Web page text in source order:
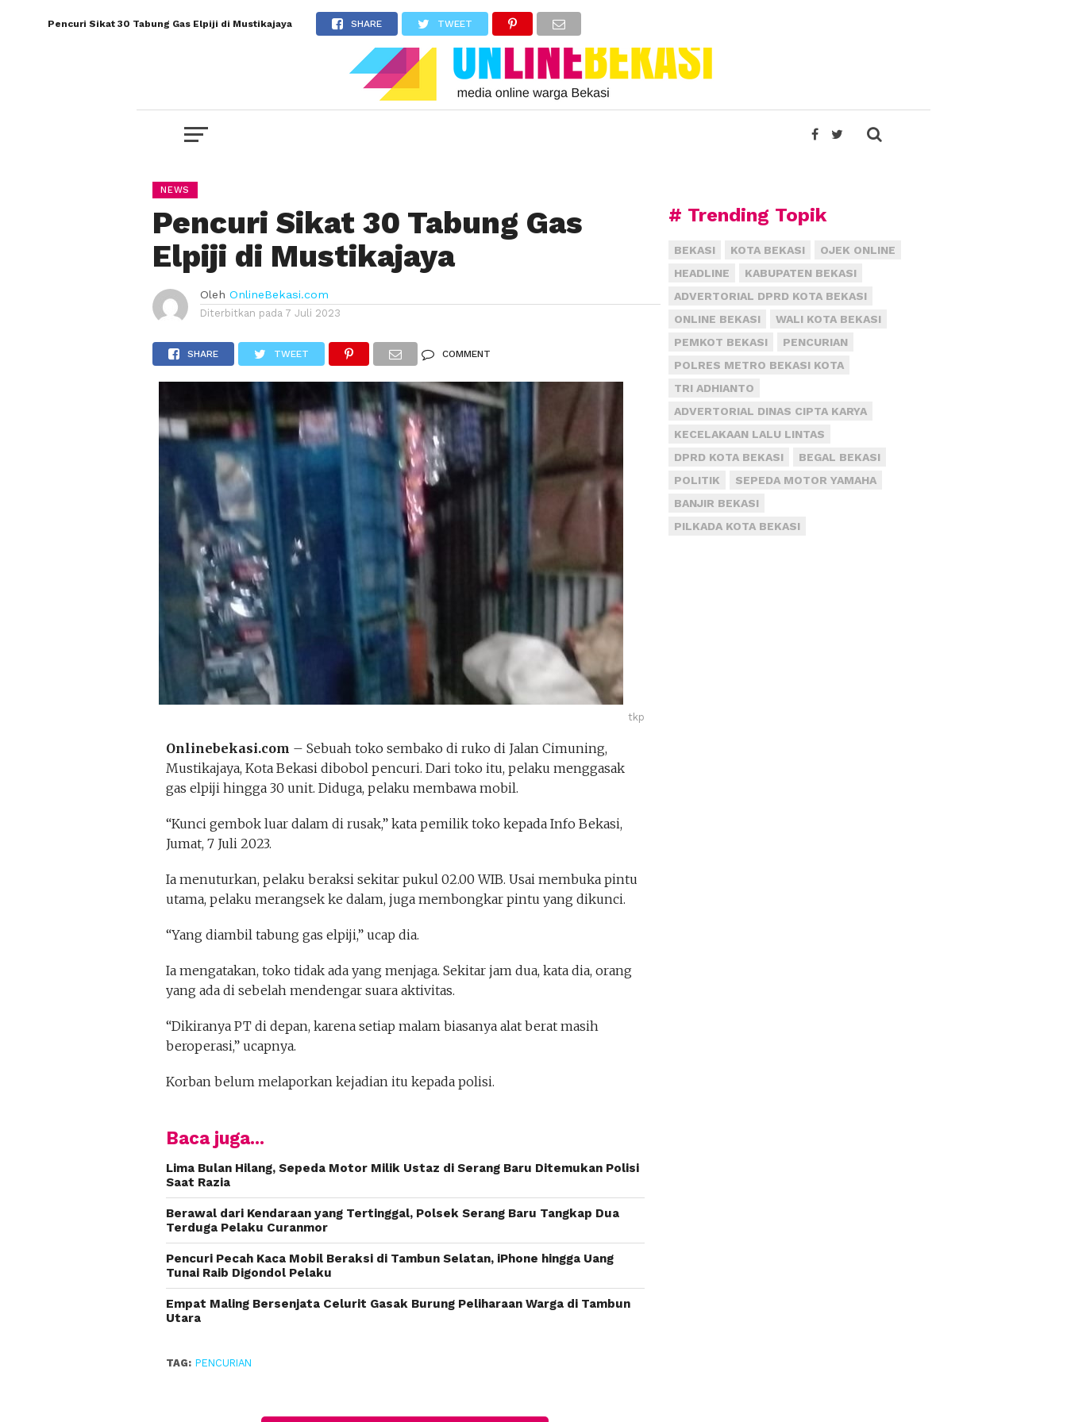
Pencuri Sikat 30 Tabung Gas Elpiji di Mustikajaya SHARE TWEET
NEWS
Pencuri Sikat 30 Tabung Gas
Elpiji di Mustikajaya
Oleh OnlineBekasi.com
Diterbitkan pada 7 Juli 2023
SHARE TWEET COMMENT
tkp
Onlinebekasi.com – Sebuah toko sembako di ruko di Jalan Cimuning,
Mustikajaya, Kota Bekasi dibobol pencuri. Dari toko itu, pelaku menggasak
gas elpiji hingga 30 unit. Diduga, pelaku membawa mobil.
“Kunci gembok luar dalam di rusak,” kata pemilik toko kepada Info Bekasi,
Jumat, 7 Juli 2023.
Ia menuturkan, pelaku beraksi sekitar pukul 02.00 WIB. Usai membuka pintu
utama, pelaku merangsek ke dalam, juga membongkar pintu yang dikunci.
“Yang diambil tabung gas elpiji,” ucap dia.
Ia mengatakan, toko tidak ada yang menjaga. Sekitar jam dua, kata dia, orang
yang ada di sebelah mendengar suara aktivitas.
“Dikiranya PT di depan, karena setiap malam biasanya alat berat masih
beroperasi,” ucapnya.
Korban belum melaporkan kejadian itu kepada polisi.
Baca juga...
Lima Bulan Hilang, Sepeda Motor Milik Ustaz di Serang Baru Ditemukan Polisi
Saat Razia
Berawal dari Kendaraan yang Tertinggal, Polsek Serang Baru Tangkap Dua
Terduga Pelaku Curanmor
Pencuri Pecah Kaca Mobil Beraksi di Tambun Selatan, iPhone hingga Uang
Tunai Raib Digondol Pelaku
Empat Maling Bersenjata Celurit Gasak Burung Peliharaan Warga di Tambun
Utara
TAG: PENCURIAN
# Trending Topik
BEKASI KOTA BEKASI
OJEK ONLINE
HEADLINE
KABUPATEN BEKASI
ADVERTORIAL DPRD KOTA BEKASI
ONLINE BEKASI
WALI KOTA BEKASI
PEMKOT BEKASI
PENCURIAN
POLRES METRO BEKASI KOTA
TRI ADHIANTO
ADVERTORIAL DINAS CIPTA KARYA
KECELAKAAN LALU LINTAS
DPRD KOTA BEKASI
BEGAL BEKASI
POLITIK
SEPEDA MOTOR YAMAHA
BANJIR BEKASI
PILKADA KOTA BEKASI